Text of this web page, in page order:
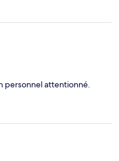
personnel attentionné.